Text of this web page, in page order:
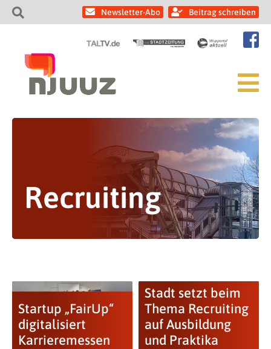
Newsletter-Abo Beitrag schreiben
Recruiting
Startup „FairUp“
digitalisiert
Karrieremessen
Stadt setzt beim
Thema Recruiting
auf Ausbildung
und Praktika